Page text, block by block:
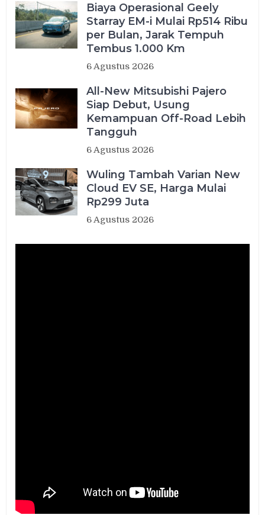
Biaya Operasional Geely
Starray EM-i Mulai Rp514 Ribu
per Bulan, Jarak Tempuh
Tembus 1.000 Km
6 Agustus 2026
All-New Mitsubishi Pajero
Siap Debut, Usung
Kemampuan Off-Road Lebih
Tangguh
6 Agustus 2026
Wuling Tambah Varian New
Cloud EV SE, Harga Mulai
Rp299 Juta
6 Agustus 2026